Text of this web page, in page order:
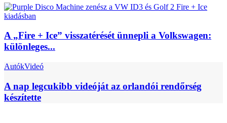
A „Fire + Ice” visszatérését ünnepli a Volkswagen:
különleges...
AutókVideó
A nap legcukibb videóját az orlandói rendőrség
készítette